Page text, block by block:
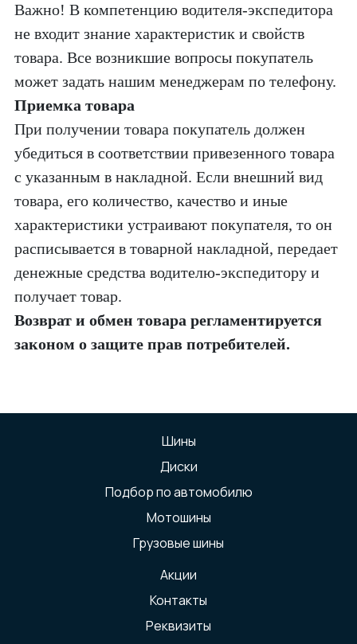
Важно! В компетенцию водителя-экспедитора
не входит знание характеристик и свойств
товара. Все возникшие вопросы покупатель
может задать нашим менеджерам по телефону.
Приемка товара
При получении товара покупатель должен
убедиться в соответствии привезенного товара
с указанным в накладной. Если внешний вид
товара, его количество, качество и иные
характеристики устраивают покупателя, то он
расписывается в товарной накладной, передает
денежные средства водителю-экспедитору и
получает товар.
Возврат и обмен товара регламентируется
законом о защите прав потребителей.
Шины
Диски
Подбор по автомобилю
Мотошины
Грузовые шины
Акции
Контакты
Реквизиты